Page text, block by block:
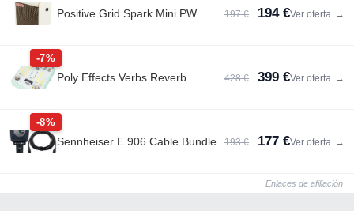
Positive Grid Spark Mini PW 197 € 194 €Ver oferta →
-7%
Poly Effects Verbs Reverb 428 € 399 €Ver oferta →
-8%
Sennheiser E 906 Cable Bundle 193 € 177 €Ver oferta →
Enlaces de afiliación